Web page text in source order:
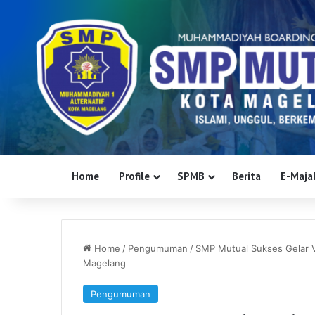
Home Profile SPMB Berita E-
Home / Pengumuman / SMP Mutual Sukses Gelar
Magelang
Pengumuman